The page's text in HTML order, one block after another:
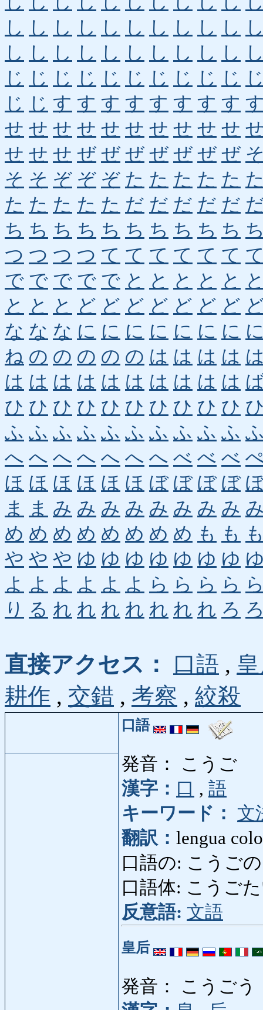
し し し し し し し し し し
し し し し し し し し し し
じ じ じ じ じ じ じ じ じ じ
じ じ す す す す す す す す
せ せ せ せ せ せ せ せ せ せ
せ せ せ ぜ ぜ ぜ ぜ ぜ ぜ ぜ
そ そ ぞ ぞ ぞ た た た た た
た た た た た だ だ だ だ だ
ち ち ち ち ち ち ち ち ち ち
つ つ つ つ て て て て て て
で で で で で と と と と と
と と と ど ど ど ど ど ど ど
な な な に に に に に に に
ね の の の の の は は は は
は は は は は は は は は は
ひ ひ ひ ひ ひ ひ ひ ひ ひ ひ
ふ ふ ふ ふ ふ ふ ふ ふ ふ ふ
へ へ へ へ へ へ へ べ べ べ
ほ ほ ほ ほ ほ ほ ぼ ぼ ぼ ぼ
ま
ま み み み み み み み み
め め め め め め め め も も
や や や ゆ ゆ ゆ ゆ ゆ ゆ ゆ
よ よ よ よ よ よ ら ら ら ら
り る れ れ れ れ れ れ れ ろ
直接アクセス： 口語 ,
耕作 , 交錯 , 考察 , 絞殺
口語
発音： こうご
漢字： 口 , 語
キーワード：
文
翻訳： lengua
口語の: こうご
口語体: こうご
反意語: 文語
皇后
発音： こうごう